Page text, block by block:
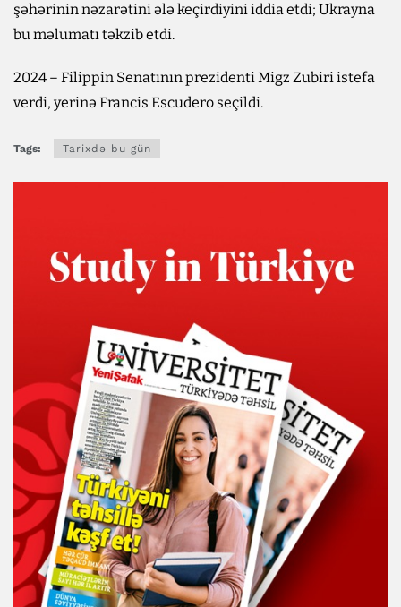
şəhərinin nəzarətini ələ keçirdiyini iddia etdi; Ukrayna
bu məlumatı təkzib etdi.
2024 – Filippin Senatının prezidenti Migz Zubiri istefa
verdi, yerinə Francis Escudero seçildi.
Tags: Tarixdə bu gün